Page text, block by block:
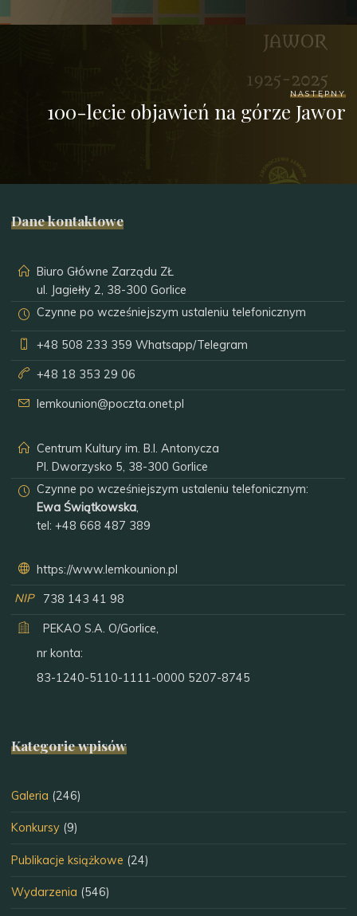
NASTĘPNY
100-lecie objawień na górze Jawor
Dane kontaktowe
Biuro Główne Zarządu ZŁ
ul. Jagiełły 2, 38-300 Gorlice
Czynne po wcześniejszym ustaleniu telefonicznym
+48 508 233 359 Whatsapp/Telegram
+48 18 353 29 06
lemkounion@poczta.onet.pl
Centrum Kultury im. B.I. Antonycza
Pl. Dworzysko 5, 38-300 Gorlice
Czynne po wcześniejszym ustaleniu telefonicznym:
Ewa Świątkowska,
tel:+48 668 487 389
https://www.lemkounion.pl
NIP
738 143 41 98
PEKAO S.A. O/Gorlice,
nr konta:
83-1240-5110-1111-0000 5207-8745
Kategorie wpisów
Galeria (246)
Konkursy (9)
Publikacje książkowe (24)
Wydarzenia (546)